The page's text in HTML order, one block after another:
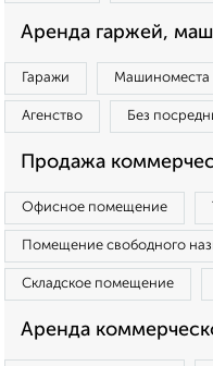
Аренда гаржей,
Гаражи Машиноместа
Агенство Без
Продажа
Офисное помещение
Помещение свободного
Складское помещение
Аренда